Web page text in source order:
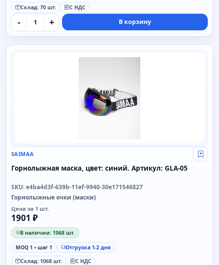
Склад: 70 шт. С НДС
- + В корзину
SAIMAA
SAIMAA Свой
Горнолыжная маска, цвет: синий. Артикул: GLA-05
SKU: e4ba4d3f-639b-11ef-9940-30e171546827
Горнолыжные очки (маски)
Цена за 1 шт.
1901 ₽
В наличии: 1068 шт.
MOQ 1 • шаг 1
Отгрузка 1-2 дня
Склад: 1068 шт.
С НДС